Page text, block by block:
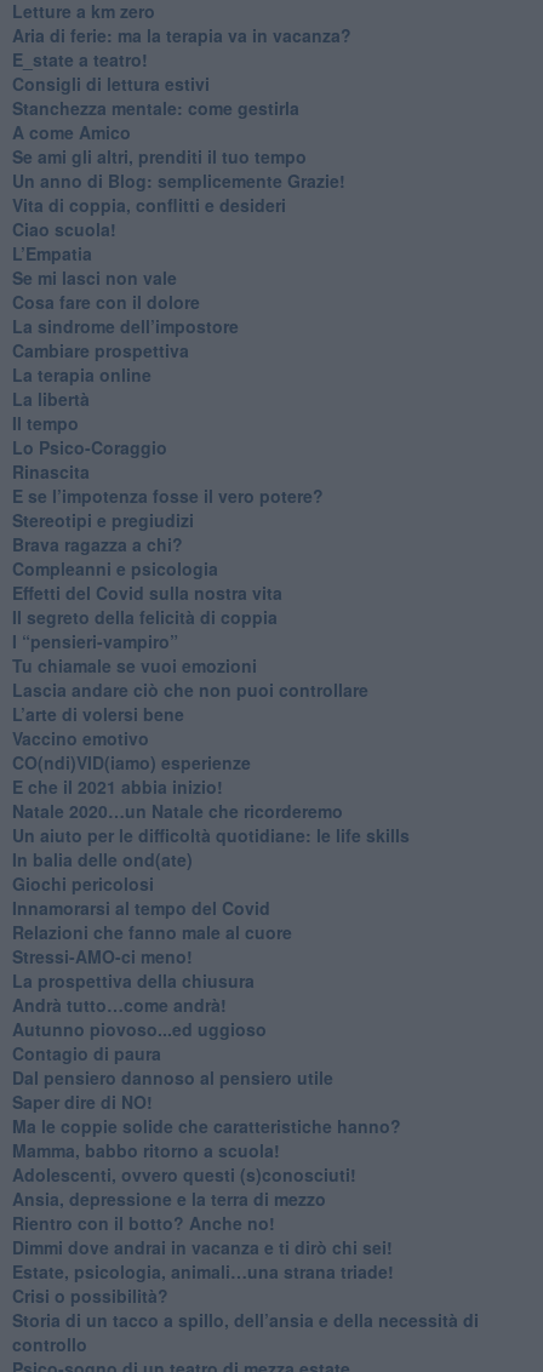
​Letture a km zero
​Aria di ferie: ma la terapia va in vacanza?
​E_state a teatro!
​Consigli di lettura estivi
​Stanchezza mentale: come gestirla
​A come Amico
​Se ami gli altri, prenditi il tuo tempo
​Un anno di Blog: semplicemente Grazie!
​Vita di coppia, conflitti e desideri
​Ciao scuola!
​L’Empatia
​Se mi lasci non vale
Cosa fare con il dolore
​La sindrome dell’impostore
​Cambiare prospettiva
La terapia online
La libertà
​Il tempo
​Lo Psico-Coraggio
Rinascita
​E se l’impotenza fosse il vero potere?
Stereotipi e pregiudizi
​Brava ragazza a chi?
​Compleanni e psicologia
Effetti del Covid sulla nostra vita
Il segreto della felicità di coppia
​I “pensieri-vampiro”
​Tu chiamale se vuoi emozioni
​Lascia andare ciò che non puoi controllare
L’arte di volersi bene
​Vaccino emotivo
CO(ndi)VID(iamo) esperienze
​E che il 2021 abbia inizio!
​Natale 2020…un Natale che ricorderemo
Un aiuto per le difficoltà quotidiane: le life skills
​In balia delle ond(ate)
Giochi pericolosi
Innamorarsi al tempo del Covid
​Relazioni che fanno male al cuore
​Stressi-AMO-ci meno!
​La prospettiva della chiusura
​Andrà tutto…come andrà!
Autunno piovoso...ed uggioso
​Contagio di paura
​Dal pensiero dannoso al pensiero utile
​Saper dire di NO!
​Ma le coppie solide che caratteristiche hanno?
​Mamma, babbo ritorno a scuola!
Adolescenti, ovvero questi (s)conosciuti!
Ansia, depressione e la terra di mezzo
​Rientro con il botto? Anche no!
Dimmi dove andrai in vacanza e ti dirò chi sei!
​Estate, psicologia, animali…una strana triade!
​Crisi o possibilità?
​Storia di un tacco a spillo, dell’ansia e della necessità di
controllo